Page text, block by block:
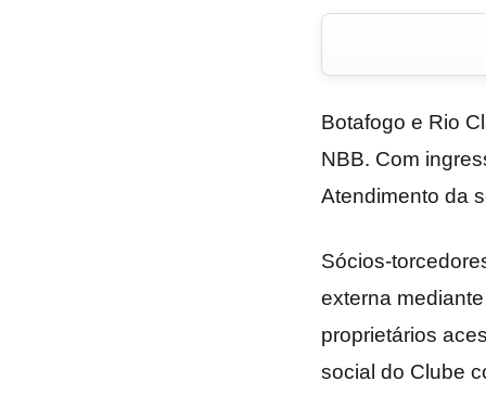
Botafogo e Rio
NBB. Com
Atendimento da
Sócios-
externa
proprietários
social do Clube